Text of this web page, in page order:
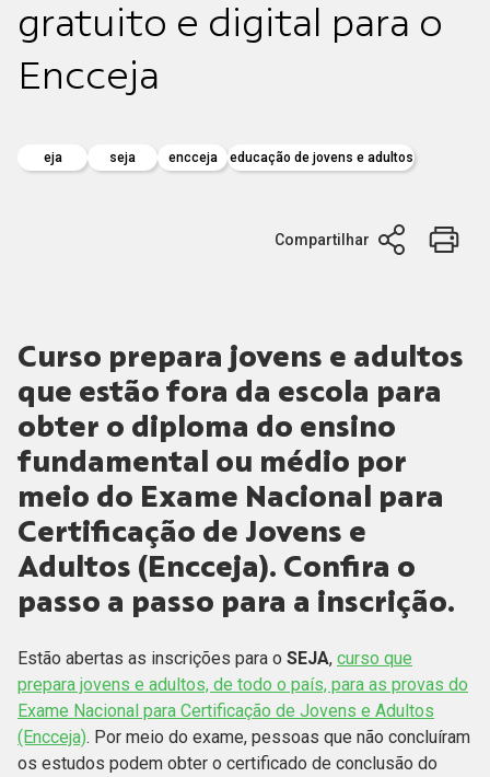
gratuito e digital para o
Encceja
eja seja encceja educação de jovens e adultos
Compartilhar
Curso prepara jovens e adultos
que estão fora da escola para
obter o diploma do ensino
fundamental ou médio por
meio do Exame Nacional para
Certificação de Jovens e
Adultos (Encceja). Confira o
passo a passo para a inscrição.
Estão abertas as inscrições para o SEJA, curso que
prepara jovens e adultos, de todo o país, para as provas do
Exame Nacional para Certificação de Jovens e Adultos
(Encceja). Por meio do exame, pessoas que não concluíram
os estudos podem obter o certificado de conclusão do